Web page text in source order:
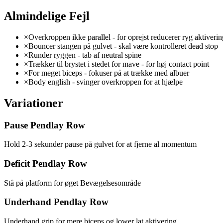
Almindelige Fejl
×Overkroppen ikke parallel - for oprejst reducerer ryg
×Bouncer stangen på gulvet - skal være kontrolleret dead stop
×Runder ryggen - tab af neutral spine
×Trækker til brystet i stedet for mave - for høj contact point
×For meget biceps - fokuser på at trække med albuer
×Body english - svinger overkroppen for at hjælpe
Variationer
Pause Pendlay Row
Hold 2-3 sekunder pause på gulvet for at fjerne al momentum
Deficit Pendlay Row
Stå på platform for øget Bevægelsesområde
Underhand Pendlay Row
Underhand grip for mere biceps og lower lat aktivering